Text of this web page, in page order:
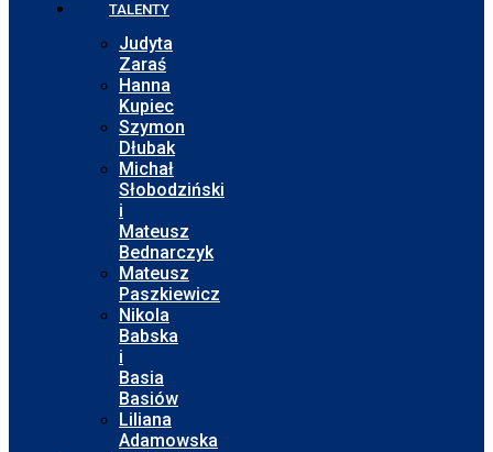
TALENTY
Judyta
Zaraś
Hanna
Kupiec
Szymon
Dłubak
Michał
Słobodziński
i
Mateusz
Bednarczyk
Mateusz
Paszkiewicz
Nikola
Babska
i
Basia
Basiów
Liliana
Adamowska